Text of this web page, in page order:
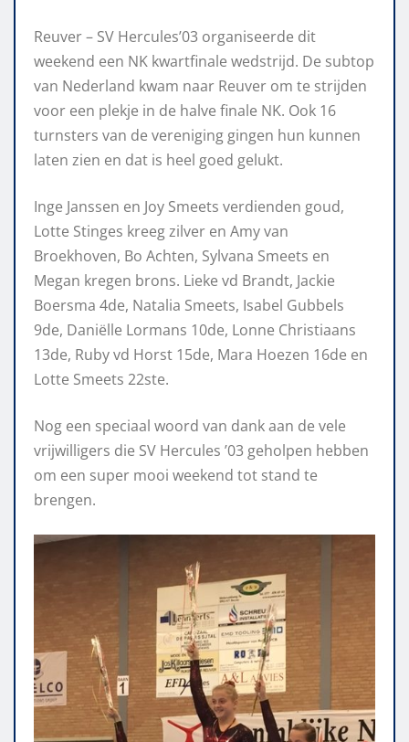
Reuver – SV Hercules’03 organiseerde dit
weekend een NK kwartfinale wedstrijd. De subtop
van Nederland kwam naar Reuver om te strijden
voor een plekje in de halve finale NK. Ook 16
turnsters van de vereniging gingen hun kunnen
laten zien en dat is heel goed gelukt.
Inge Janssen en Joy Smeets verdienden goud,
Lotte Stinges kreeg zilver en Amy van
Broekhoven, Bo Achten, Sylvana Smeets en
Megan kregen brons. Lieke vd Brandt, Jackie
Boersma 4de, Natalia Smeets, Isabel Gubbels
9de, Daniëlle Lormans 10de, Lonne Christiaans
13de, Ruby vd Horst 15de, Mara Hoezen 16de en
Lotte Smeets 22ste.
Nog een speciaal woord van dank aan de vele
vrijwilligers die SV Hercules ’03 geholpen hebben
om een super mooi weekend tot stand te
brengen.